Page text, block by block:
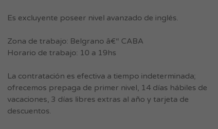
Es excluyente poseer nivel avanzado de inglés.
Zona de trabajo: Belgrano â€“ CABA
Horario de trabajo: 10 a 19hs
La contratación es efectiva a tiempo indeterminada;
ofrecemos prepaga de primer nivel, 14 días hábiles de
vacaciones, 3 días libres extras al año y tarjeta de
descuentos.